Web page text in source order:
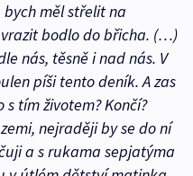
měl střelit na
bodlo do břicha. (…)
nás, těsně i nad nás. V
píši tento deník. A zas
tím životem? Končí?
nejraději by se do ní
a s rukama sepjatýma